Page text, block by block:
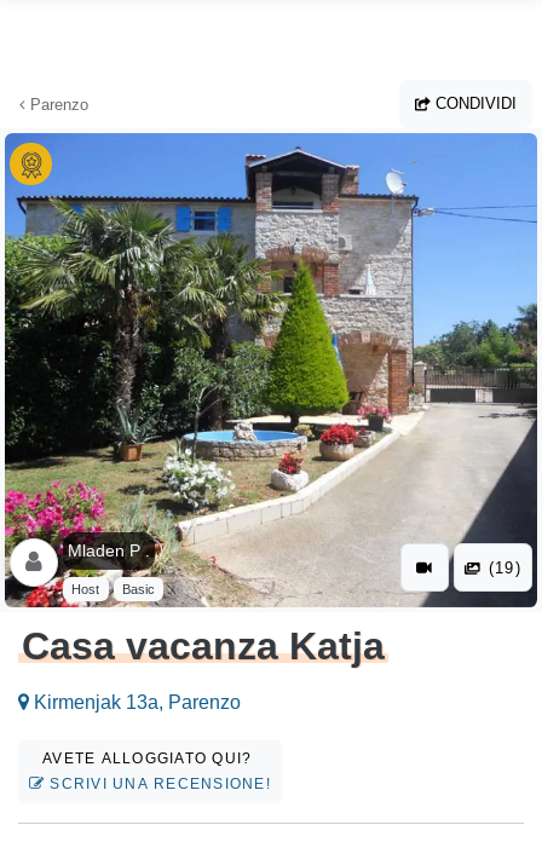
Parenzo CONDIVIDI
Mladen P .
Host Basic
(19)
Casa vacanza Katja
Kirmenjak 13a, Parenzo
AVETE ALLOGGIATO QUI?
SCRIVI UNA RECENSIONE!